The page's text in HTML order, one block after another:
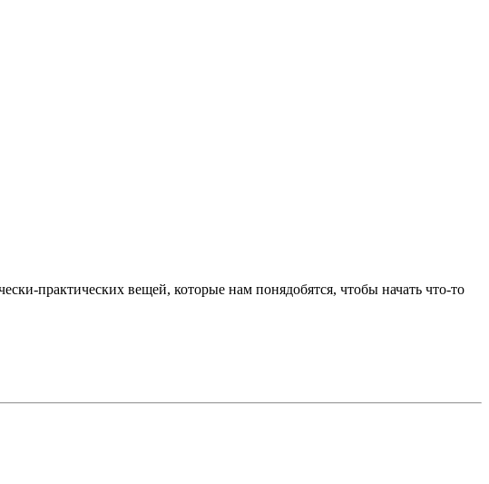
практических вещей, которые нам понядобятся, чтобы начать что-то